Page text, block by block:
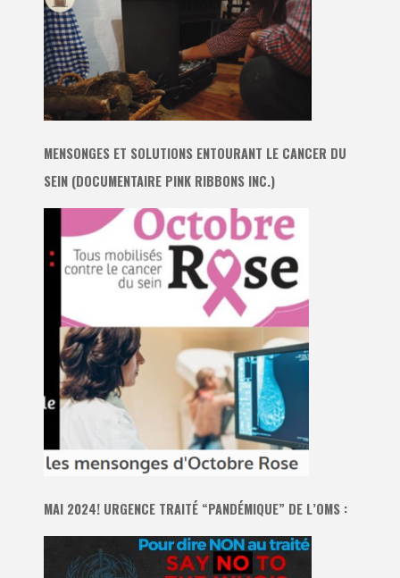
MENSONGES ET SOLUTIONS ENTOURANT LE CANCER DU
SEIN (DOCUMENTAIRE PINK RIBBONS INC.)
MAI 2024! URGENCE TRAITÉ “PANDÉMIQUE” DE L’OMS :